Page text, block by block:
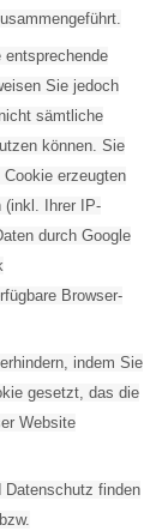
entsprechende
Sie jedoch
sämtliche
können. Sie
erzeugten
(inkl. Ihrer IP-
durch Google
Browser-
indem Sie
gesetzt, das die
Website
Datenschutz finden
bzw.